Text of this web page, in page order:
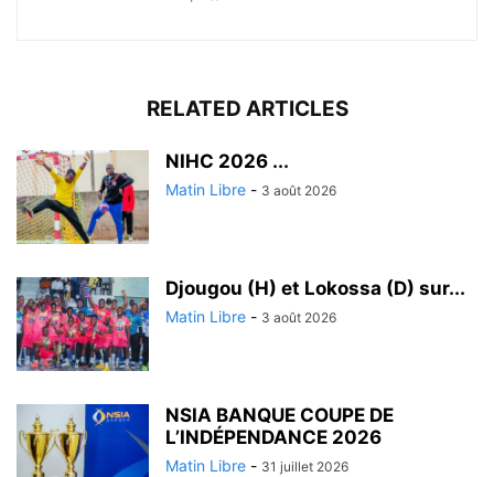
RELATED ARTICLES
‎NIHC 2026 ...
Matin Libre - 3 août 2026
Djougou (H) et Lokossa (D) sur...
Matin Libre - 3 août 2026
NSIA BANQUE COUPE DE
L’INDÉPENDANCE 2026
Matin Libre - 31 juillet 2026